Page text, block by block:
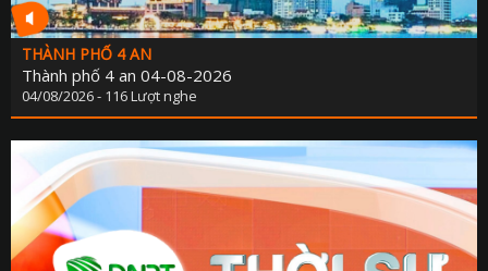
THÀNH PHỐ 4 AN
Thành phố 4 an 04-08-2026
04/08/2026 - 116 Lượt nghe